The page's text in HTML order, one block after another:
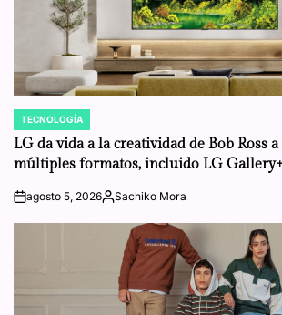
POSTED
IN
TECNOLOGÍA
LG da vida a la creatividad de Bob Ross
múltiples formatos, incluido LG Gallery+
onagosto 5, 2026Posted
Sachiko Mora